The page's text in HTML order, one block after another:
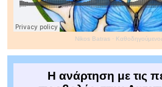
Nikos Batras ·
Η ανάρτηση με τις